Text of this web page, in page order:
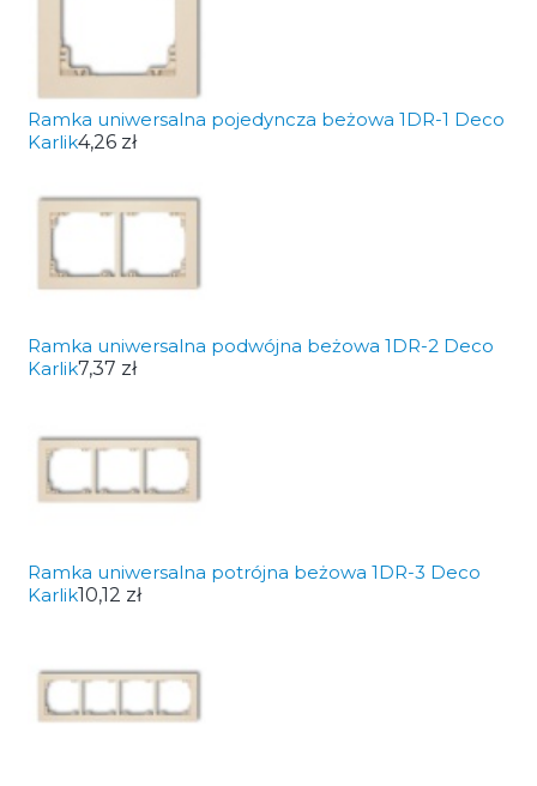
Ramka uniwersalna pojedyncza beżowa 1DR-1 Deco
Karlik4,26 zł
Ramka uniwersalna podwójna beżowa 1DR-2 Deco
Karlik7,37 zł
Ramka uniwersalna potrójna beżowa 1DR-3 Deco
Karlik10,12 zł